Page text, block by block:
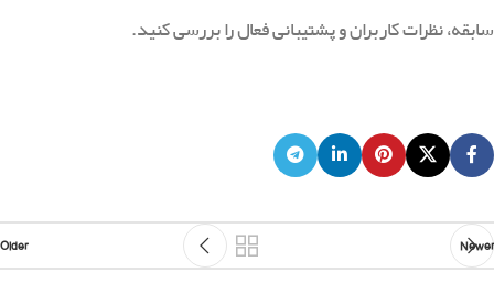
سابقه، نظرات کاربران و پشتیبانی فعال را بررسی کنید.
Newer
Older